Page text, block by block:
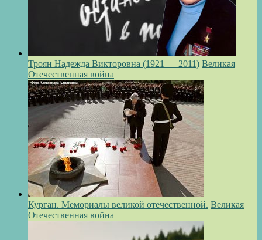
Троян Надежда Викторовна (1921 — 2011) Великая
Отечественная война
Курган. Мемориалы великой отечественной. Великая
Отечественная война